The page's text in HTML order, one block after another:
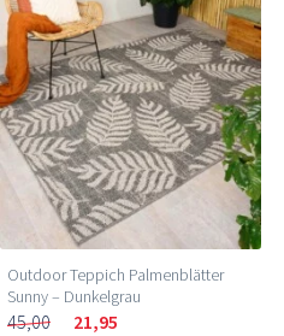
Outdoor Teppich Palmenblätter
Sunny – Dunkelgrau
45,00 21,95